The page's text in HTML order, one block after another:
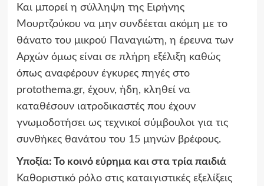
Και μπορεί η σύλληψη της Ειρήνης
Μουρτζούκου να μην συνδέεται ακόμη με το
θάνατο του μικρού Παναγιώτη, η έρευνα των
Αρχών όμως είναι σε πλήρη εξέλιξη καθώς
όπως αναφέρουν έγκυρες πηγές στο
protothema.gr, έχουν, ήδη, κληθεί να
καταθέσουν ιατροδικαστές που έχουν
γνωμοδοτήσει ως τεχνικοί σύμβουλοι για τις
συνθήκες θανάτου του 15 μηνών βρέφους.
Υποξία: Το κοινό εύρημα και στα τρία παιδιά
Καθοριστικό ρόλο στις καταιγιστικές εξελίξεις